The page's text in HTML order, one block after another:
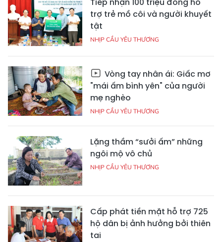
Tiếp nhận 100 triệu đồng hỗ
trợ trẻ mồ côi và người khuyết
tật
NHỊP CẦU YÊU THƯƠNG
Vòng tay nhân ái: Giấc mơ
"mái ấm bình yên" của người
mẹ nghèo
NHỊP CẦU YÊU THƯƠNG
Lặng thầm “sưởi ấm” những
ngôi mộ vô chủ
NHỊP CẦU YÊU THƯƠNG
Cấp phát tiền mặt hỗ trợ 725
hộ dân bị ảnh hưởng bởi thiên
tai